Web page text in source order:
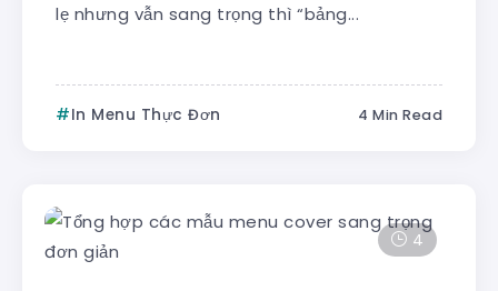
lẹ nhưng vẫn sang trọng thì “bảng...
In Menu Thực Đơn 4 Min Read
4